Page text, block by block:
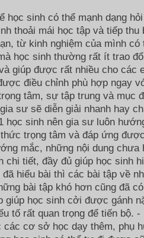
học sinh có thể mạnh dạng
thoải mái học tập và tiếp thu
từ kinh nghiệm của mình có
học sinh thường rất ít trao
giúp được rất nhiều cho các
điều chỉnh phù hợp ngay
tâm, sự tập trung và mục
sư sẽ diễn giải nhanh hay
học sinh nên gia sư luôn
trọng tâm và đáp ứng
mắc, những nội dung chưa
tiết, đầy đủ giúp học sinh
hiểu bài thì các bài tập về
bài tập khó hơn cũng đã
giúp học sinh cởi được gánh
tố rất quan trọng để tiến bộ. -
cơ sở học dạy thêm, phụ